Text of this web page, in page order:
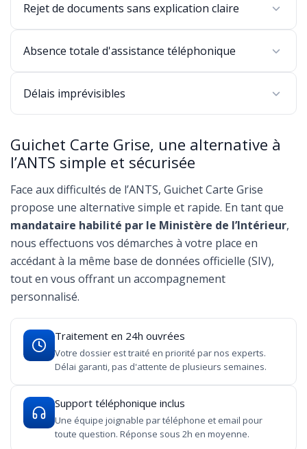
Rejet de documents sans explication claire
Absence totale d'assistance téléphonique
Délais imprévisibles
Guichet Carte Grise, une alternative à
l’ANTS simple et sécurisée
Face aux difficultés de l’ANTS, Guichet Carte Grise
propose une alternative simple et rapide. En tant que
mandataire habilité par le Ministère de l’Intérieur,
nous effectuons vos démarches à votre place en
accédant à la même base de données officielle (SIV),
tout en vous offrant un accompagnement
personnalisé.
Traitement en 24h ouvrées
Votre dossier est traité en priorité par nos experts.
Délai garanti, pas d'attente de plusieurs semaines.
Support téléphonique inclus
Une équipe joignable par téléphone et email pour
toute question. Réponse sous 2h en moyenne.